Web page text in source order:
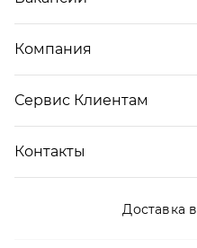
Компания
Сервис Клиентам
Контакты
Доставка в